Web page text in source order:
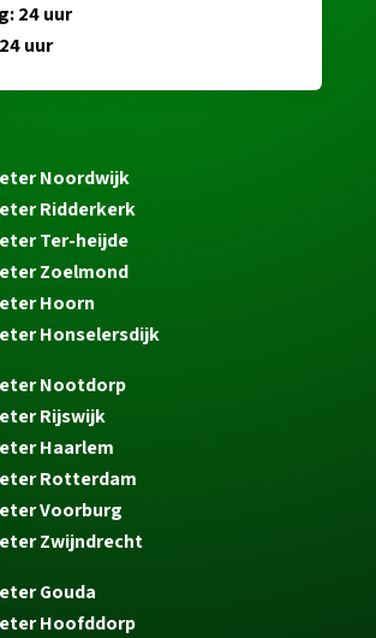
24 uur
uur
Noordwijk
Ridderkerk
Ter-heijde
Zoelmond
Hoorn
Honselersdijk
Nootdorp
Rijswijk
Haarlem
Rotterdam
Voorburg
Zwijndrecht
Gouda
Hoofddorp